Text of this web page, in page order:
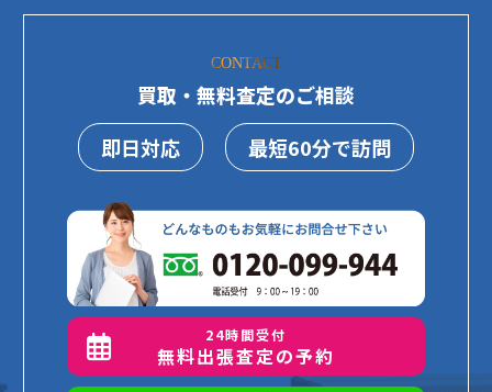
CONTACT
買取・無料査定のご相談
即日対応
最短60分で訪問
24時間受付
無料出張査定の予約